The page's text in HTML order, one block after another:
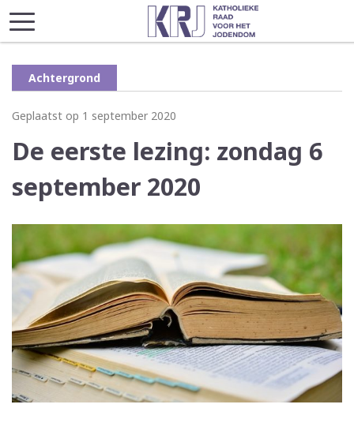
Achtergrond
Geplaatst op 1 september 2020
De eerste lezing: zondag 6
september 2020